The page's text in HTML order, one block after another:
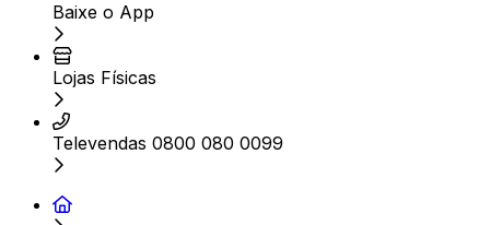
Baixe o App
Lojas Físicas
Televendas 0800 080 0099